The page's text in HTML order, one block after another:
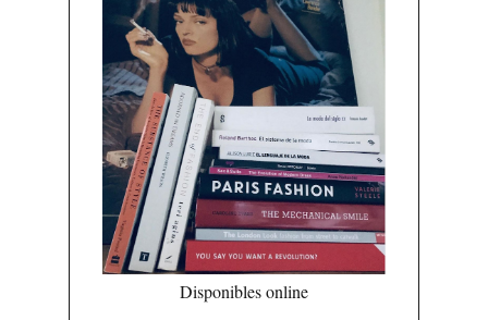
Disponibles online